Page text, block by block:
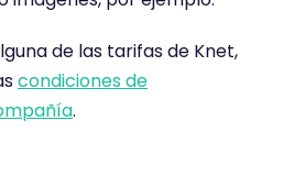
de las tarifas de Knet,
condiciones de
.